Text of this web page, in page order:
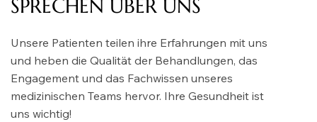
SPRECHEN ÜBER UNS
Unsere Patienten teilen ihre Erfahrungen mit uns
und heben die Qualität der Behandlungen, das
Engagement und das Fachwissen unseres
medizinischen Teams hervor. Ihre Gesundheit ist
uns wichtig!